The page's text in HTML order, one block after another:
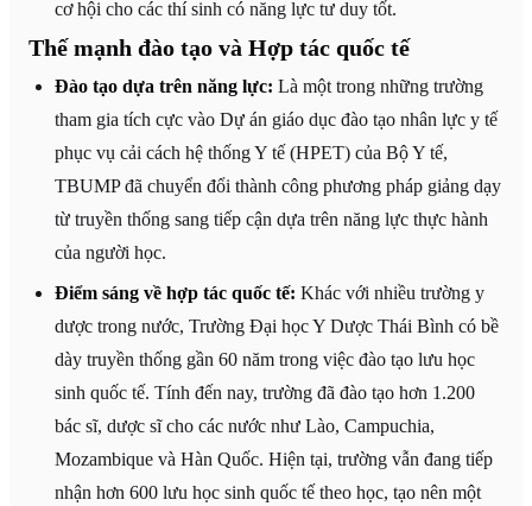
cơ hội cho các thí sinh có năng lực tư duy tốt.
Thế mạnh đào tạo và Hợp tác quốc tế
Đào tạo dựa trên năng lực: Là một trong những trường
tham gia tích cực vào Dự án giáo dục đào tạo nhân lực y tế
phục vụ cải cách hệ thống Y tế (HPET) của Bộ Y tế,
TBUMP đã chuyển đổi thành công phương pháp giảng dạy
từ truyền thống sang tiếp cận dựa trên năng lực thực hành
của người học.
Điểm sáng về hợp tác quốc tế: Khác với nhiều trường y
dược trong nước, Trường Đại học Y Dược Thái Bình có bề
dày truyền thống gần 60 năm trong việc đào tạo lưu học
sinh quốc tế. Tính đến nay, trường đã đào tạo hơn 1.200
bác sĩ, dược sĩ cho các nước như Lào, Campuchia,
Mozambique và Hàn Quốc. Hiện tại, trường vẫn đang tiếp
nhận hơn 600 lưu học sinh quốc tế theo học, tạo nên một